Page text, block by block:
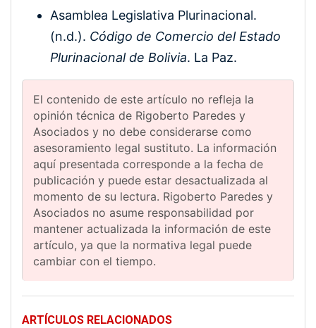
Asamblea Legislativa Plurinacional.
(n.d.). Código de Comercio del Estado
Plurinacional de Bolivia. La Paz.
El contenido de este artículo no refleja la
opinión técnica de Rigoberto Paredes y
Asociados y no debe considerarse como
asesoramiento legal sustituto. La información
aquí presentada corresponde a la fecha de
publicación y puede estar desactualizada al
momento de su lectura. Rigoberto Paredes y
Asociados no asume responsabilidad por
mantener actualizada la información de este
artículo, ya que la normativa legal puede
cambiar con el tiempo.
ARTÍCULOS RELACIONADOS